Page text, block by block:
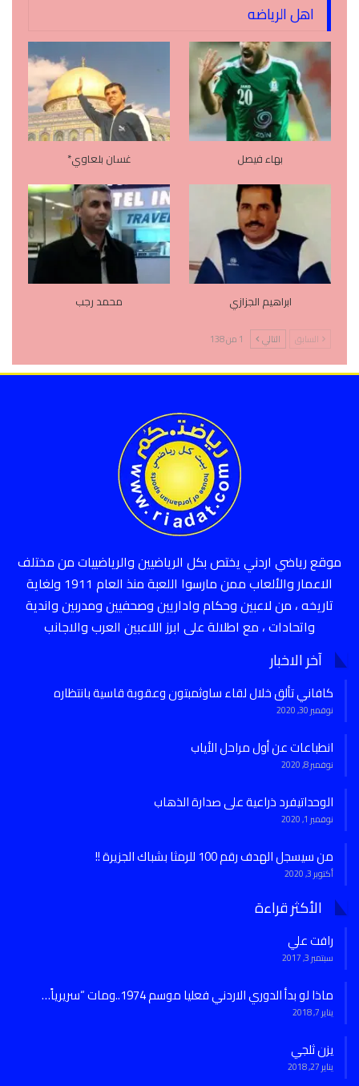
اهل الرياضه
بهاء فيصل غسان بلعاوي*
ابراهيم الجزازي محمد رجب
السابق التالي 1 من 138
موقع رياضي اردني يختص بكل الرياضيين والرياضييات من مختلف
الاعمار والألعاب ممن مارسوا اللعبة منذ العام 1911 ولغاية
تاريخه ، من لاعبين وحكام واداريين وصحفيين ومدربين واندية
واتحادات ، مع اطلالة على ابرز اللاعبين العرب والاجانب
آخر الاخبار
كافاني تألق خلال لقاء ساوثمبتون وعقوبة قاسية بانتظاره
نوفمبر 30, 2020
انطباعات عن أول مراحل الأياب
نوفمبر 8, 2020
الوحداتيفرد ذراعية على صدارة الذهاب
نوفمبر 1, 2020
من سيسجل الهدف رقم 100 للرمثا بشباك الجزيرة !!
أكتوبر 3, 2020
الأكثر قراءة
رافت علي
سبتمبر 3, 2017
ماذا لو بدأ الدوري الاردني فعليا موسم 1974..ومات “سريرياً…
يناير 7, 2018
يزن ثلجي
يناير 27, 2018